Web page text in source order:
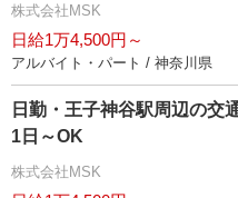
株式会社MSK
日給1万4,500円～
アルバイト・パート / 神奈川県
日勤・王子神谷駅周辺の交
1日～OK
株式会社MSK